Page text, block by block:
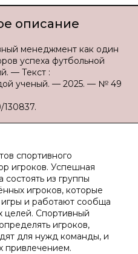
описание
менеджмент как один
успеха футбольной
— Текст :
ученый. — 2025. — № 49
спортивного
игроков. Успешная
из группы
игроков, которые
и работают сообща
целей. Спортивный
игроков,
для нужд команды, и
привлечением.